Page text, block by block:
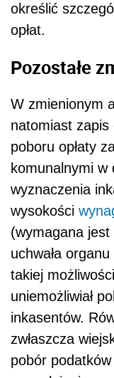
określić
opłat.
Pozostałe
W zmienionym
natomiast zapis
poboru opłaty
komunalnymi w
wyznaczenia
wysokości
(wymagana
uchwała
takiej
uniemożliwiał
inkasentów.
zwłaszcza
pobór